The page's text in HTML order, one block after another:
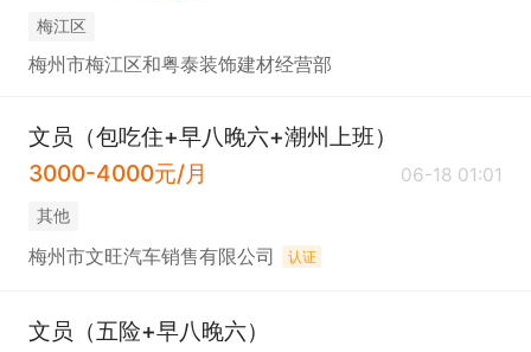
梅江区
梅州市梅江区和粤泰装饰建材经营部
文员（包吃住+早八晚六+潮州上班）
3000-4000元/月
06-18 01:01
其他
梅州市文旺汽车销售有限公司 认证
文员（五险+早八晚六）